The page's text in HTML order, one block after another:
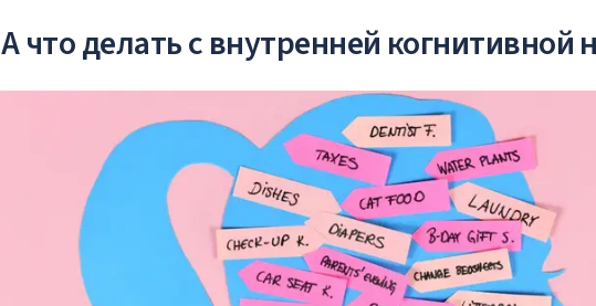
А что делать с внутренней когнитивной